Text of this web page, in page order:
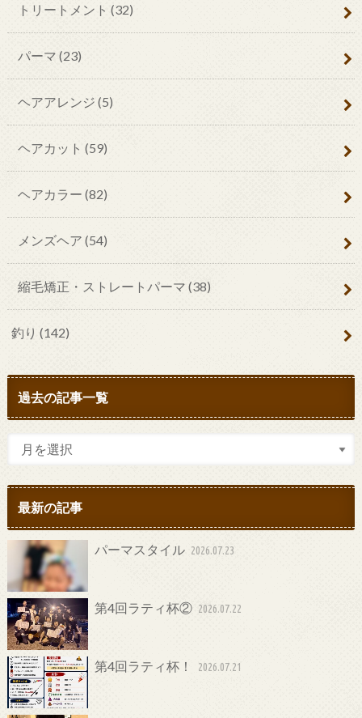
トリートメント (32)
パーマ (23)
ヘアアレンジ (5)
ヘアカット (59)
ヘアカラー (82)
メンズヘア (54)
縮毛矯正・ストレートパーマ (38)
釣り (142)
過去の記事一覧
最新の記事
パーマスタイル 2026.07.23
第4回ラティ杯② 2026.07.22
第4回ラティ杯！ 2026.07.21